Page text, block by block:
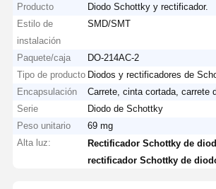
Producto
Diodo Schottky y rectificador.
Estilo de
instalación
SMD/SMT
Paquete/caja
DO-214AC-2
Tipo de producto Diodos y rectificadores de
Encapsulación
Carrete, cinta cortada, carrete
Serie
Diodo de Schottky
Peso unitario
69 mg
Alta luz:
Rectificador Schottky de
rectificador Schottky de